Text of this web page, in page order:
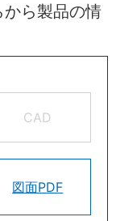
ら製品の情
CAD
図面PDF